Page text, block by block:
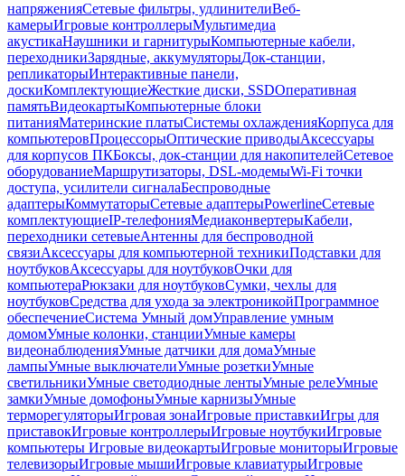
напряженияСетевые фильтры, удлинителиВеб-
камерыИгровые контроллерыМультимедиа
акустикаНаушники и гарнитурыКомпьютерные кабели,
переходникиЗарядные, аккумуляторыДок-станции,
репликаторыИнтерактивные панели,
доскиКомплектующиеЖесткие диски, SSDОперативная
памятьВидеокартыКомпьютерные блоки
питанияМатеринские платыСистемы охлажденияКорпуса для
компьютеровПроцессорыОптические приводыАксессуары
для корпусов ПКБоксы, док-станции для накопителейСетевое
оборудованиеМаршрутизаторы, DSL-модемыWi-Fi точки
доступа, усилители сигналаБеспроводные
адаптерыКоммутаторыСетевые адаптерыPowerlineСетевые
комплектующиеIP-телефонияМедиаконвертерыКабели,
переходники сетевыеАнтенны для беспроводной
связиАксессуары для компьютерной техникиПодставки для
ноутбуковАксессуары для ноутбуковОчки для
компьютераРюкзаки для ноутбуковСумки, чехлы для
ноутбуковСредства для ухода за электроникойПрограммное
обеспечениеСистема Умный домУправление умным
домомУмные колонки, станцииУмные камеры
видеонаблюденияУмные датчики для домаУмные
лампыУмные выключателиУмные розеткиУмные
светильникиУмные светодиодные лентыУмные релеУмные
замкиУмные домофоныУмные карнизыУмные
терморегуляторыИгровая зонаИгровые приставкиИгры для
приставокИгровые контроллерыИгровые ноутбукиИгровые
компьютеры Игровые видеокартыИгровые мониторыИгровые
телевизорыИгровые мышиИгровые клавиатурыИгровые